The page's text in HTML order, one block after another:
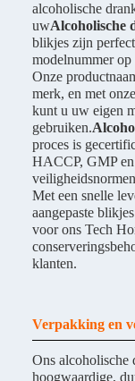
alcoholische
uwAlcoholische
blikjes zijn
modelnummer
Onze
merk, en met onze
kunt u uw eigen
gebruiken.
proces is
HACCP, GMP
Met een snelle
aangepaste
voor ons Tech
klanten.
Verpakking en
Ons alcoholische
hoogwaardige,